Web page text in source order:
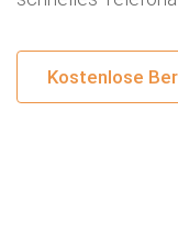
Kostenlose